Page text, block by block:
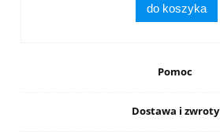
do koszyka
Pomoc
Dostawa i zwroty